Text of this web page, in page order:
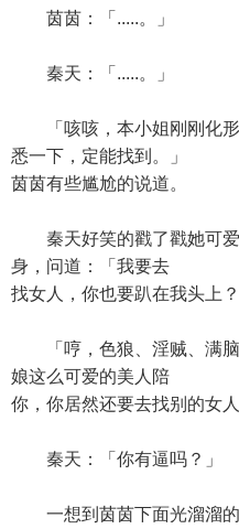
茵茵：「.....。」
秦天：「.....。」
「咳咳，本小姐刚刚化形
悉一下，定能找到。」
茵茵有些尴尬的说道。
秦天好笑的戳了戳她可爱
身，问道：「我要去
找女人，你也要趴在我头上？
「哼，色狼、淫贼、满脑
娘这么可爱的美人陪
你，你居然还要去找别的女人
秦天：「你有逼吗？」
一想到茵茵下面光溜溜的